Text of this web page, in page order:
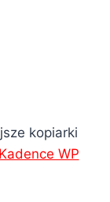
kopiarki
Kadence WP